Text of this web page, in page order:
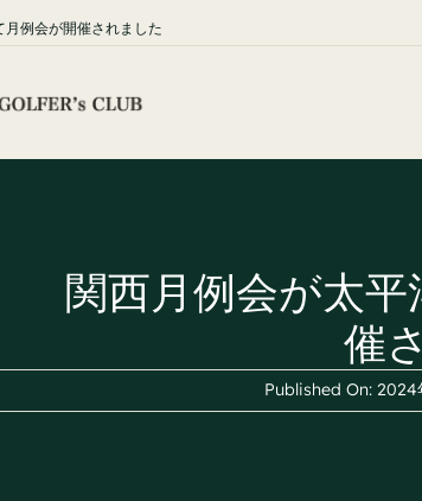
月月例会が開催されました
関西月例会が太
催
Published On: 2024